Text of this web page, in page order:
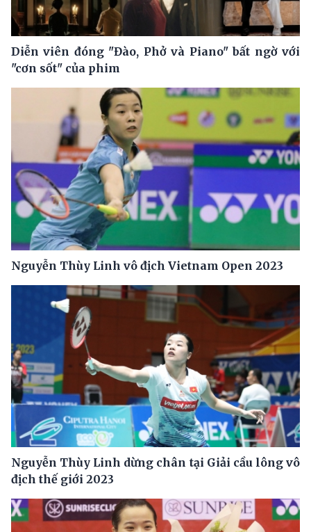
Diễn viên đóng "Đào, Phở và Piano" bất ngờ với
"cơn sốt" của phim
Nguyễn Thùy Linh vô địch Vietnam Open 2023
Nguyễn Thùy Linh dừng chân tại Giải cầu lông vô
địch thế giới 2023